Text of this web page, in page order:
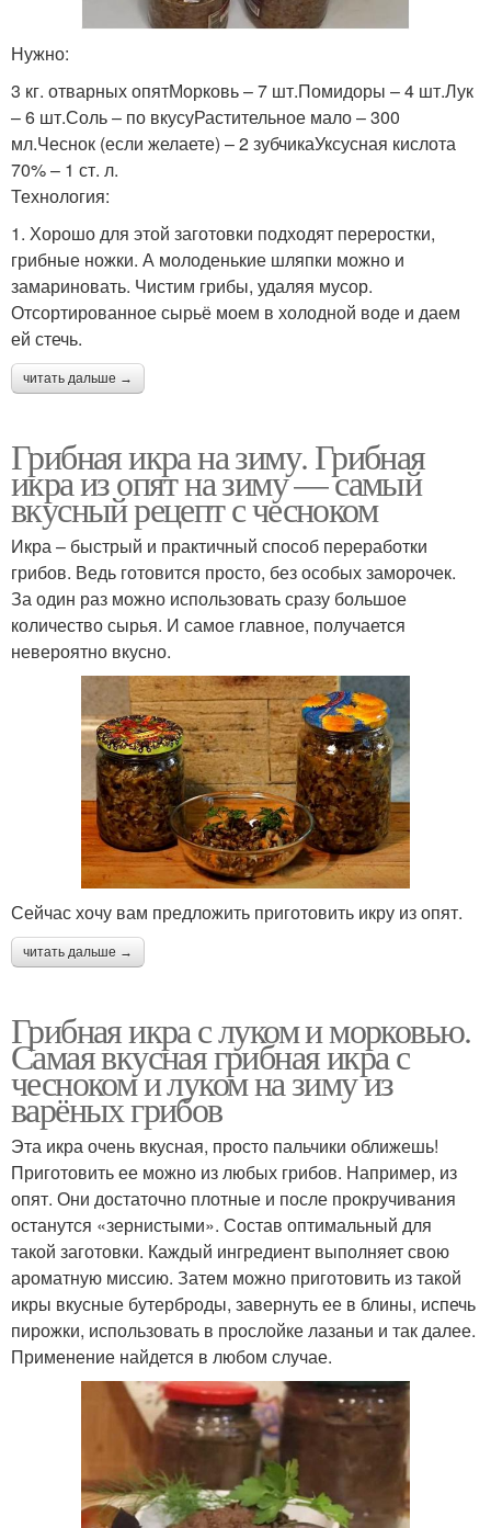
Нужно:
3 кг. отварных опятМорковь – 7 шт.Помидоры – 4 шт.Лук
– 6 шт.Соль – по вкусуРастительное мало – 300
мл.Чеснок (если желаете) – 2 зубчикаУксусная кислота
70% – 1 ст. л.
Технология:
1. Хорошо для этой заготовки подходят переростки,
грибные ножки. А молоденькие шляпки можно и
замариновать. Чистим грибы, удаляя мусор.
Отсортированное сырьё моем в холодной воде и даем
ей стечь.
читать дальше →
Грибная икра на зиму. Грибная
икра из опят на зиму — самый
вкусный рецепт с чесноком
Икра – быстрый и практичный способ переработки
грибов. Ведь готовится просто, без особых заморочек.
За один раз можно использовать сразу большое
количество сырья. И самое главное, получается
невероятно вкусно.
Сейчас хочу вам предложить приготовить икру из опят.
читать дальше →
Грибная икра с луком и морковью.
Самая вкусная грибная икра с
чесноком и луком на зиму из
варёных грибов
Эта икра очень вкусная, просто пальчики оближешь!
Приготовить ее можно из любых грибов. Например, из
опят. Они достаточно плотные и после прокручивания
останутся «зернистыми». Состав оптимальный для
такой заготовки. Каждый ингредиент выполняет свою
ароматную миссию. Затем можно приготовить из такой
икры вкусные бутерброды, завернуть ее в блины, испечь
пирожки, использовать в прослойке лазаньи и так далее.
Применение найдется в любом случае.